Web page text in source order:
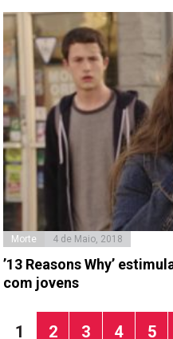
Morte 4 de Maio, 2018
’13 Reasons Why’
com jovens
Paginação
Página
1 Página
2 Página
3 Página
4 5